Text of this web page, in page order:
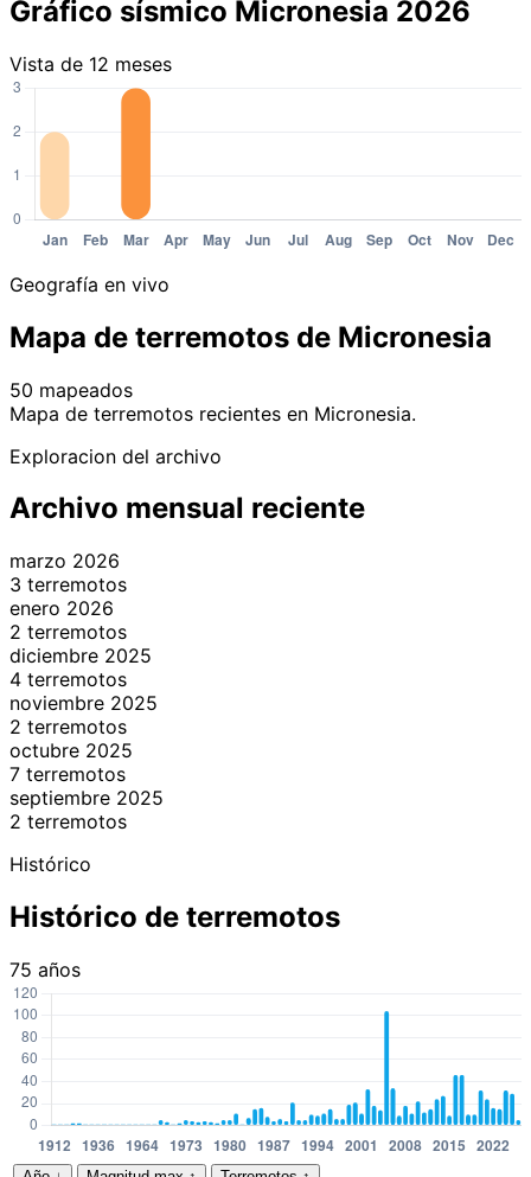
Gráfico sísmico Micronesia 2026
Vista de 12 meses
Geografía en vivo
Mapa de terremotos de Micronesia
50 mapeados
+
−
Mapa de terremotos recientes en Micronesia.
Exploracion del archivo
Archivo mensual reciente
marzo 2026
3 terremotos
enero 2026
2 terremotos
diciembre 2025
4 terremotos
noviembre 2025
2 terremotos
octubre 2025
7 terremotos
septiembre 2025
2 terremotos
Histórico
Histórico de terremotos
75 años